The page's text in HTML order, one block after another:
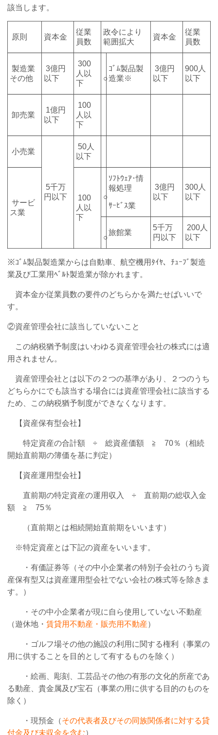
該当します。
原則 資本金
従業
員数
政令により
範囲拡大
資本金
従業
員数
製造業
その他
3億円
以下
300
人以
下
○
ｺﾞﾑ製品製
造業※
3億円
以下
900人
以下
卸売業
1億円
以下
100
人以
下
小売業
5千万
円以下
50人
以下
サービ
ス業
100
人以
下
○
ｿﾌﾄｳｪｱ･情
報処理
ｻｰﾋﾞｽ業
3億円
以下
300人
以下
○
旅館業
5千万
円以下
200人
以下
※ｺﾞﾑ製品製造業からは自動車、航空機用ﾀｲﾔ、ﾁｭｰﾌﾞ製造
業及び工業用ﾍﾞﾙﾄ製造業が除かれます。
資本金か従業員数の要件のどちらかを満たせばいいで
す。
②資産管理会社に該当していないこと
この納税猶予制度はいわゆる資産管理会社の株式には適
用されません。
資産管理会社とは以下の２つの基準があり、２つのうち
どちらかにでも該当する場合には資産管理会社に該当する
ため、この納税猶予制度ができなくなります。
【資産保有型会社】
特定資産の合計額 ÷ 総資産価額 ≧ 70％（相続
開始直前期の簿価を基に判定）
【資産運用型会社】
直前期の特定資産の運用収入 ÷ 直前期の総収入金
額 ≧ 75％
（直前期とは相続開始直前期をいいます）
※特定資産とは下記の資産をいいます。
・有価証券等（その中小企業者の特別子会社のうち資
産保有型又は資産運用型会社でない会社の株式等を除きま
す。）
・その中小企業者が現に自ら使用していない不動産
（遊休地・ 賃貸用不動産・販売用不動産）
・ゴルフ場その他の施設の利用に関する権利（事業の
用に供することを目的として有するものを除く）
・絵画、彫刻、工芸品その他の有形の文化的所産であ
る動産、貴金属及び宝石（事業の用に供する目的のものを
除く）
・現預金（その代表者及びその同族関係者に対する貸
付金及び未収金を含む）